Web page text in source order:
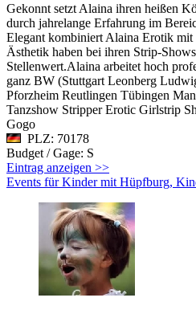
Gekonnt setzt Alaina ihren heißen
durch jahrelange Erfahrung im
Elegant kombiniert Alaina Erotik
Ästhetik haben bei ihren Strip-
Stellenwert.Alaina arbeitet hoch
ganz BW (Stuttgart Leonberg
Pforzheim Reutlingen Tübingen
Tanzshow Stripper Erotic Girlstrip
Gogo
PLZ: 70178
Budget / Gage: S
Eintrag anzeigen >>
Events für Kinder mit Hüpfburg,